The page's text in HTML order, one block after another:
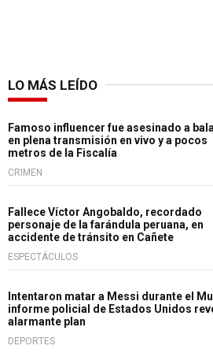
LO MÁS LEÍDO
Famoso influencer fue asesinado a
en plena transmisión en vivo y a pocos
metros de la Fiscalía
CRIMEN
Fallece Víctor Angobaldo, recordado
personaje de la farándula peruana, en
accidente de tránsito en Cañete
ESPECTÁCULOS
Intentaron matar a Messi durante el
informe policial de Estados Unidos
alarmante plan
DEPORTES